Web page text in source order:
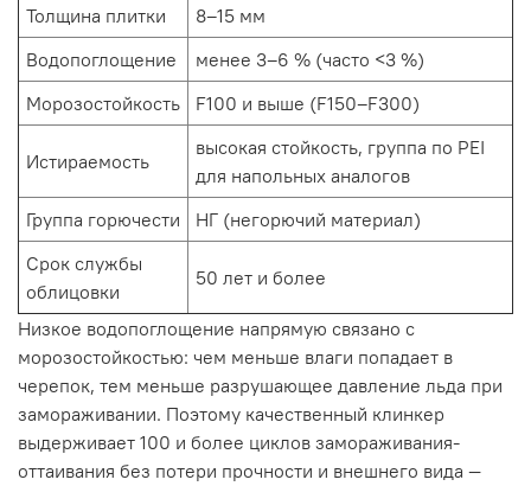
Толщина плитки
8–15 мм
Водопоглощение
менее 3–6 % (часто <3 %)
Морозостойкость
F100 и выше (F150–F300)
Истираемость
высокая стойкость, группа по PEI
для напольных аналогов
Группа горючести
НГ (негорючий материал)
Срок службы
облицовки
50 лет и более
Низкое водопоглощение напрямую связано с
морозостойкостью: чем меньше влаги попадает в
черепок, тем меньше разрушающее давление льда при
замораживании. Поэтому качественный клинкер
выдерживает 100 и более циклов замораживания-
оттаивания без потери прочности и внешнего вида —